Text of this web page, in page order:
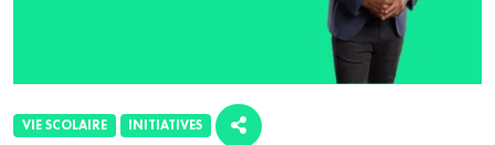
VIE SCOLAIRE INITIATIVES